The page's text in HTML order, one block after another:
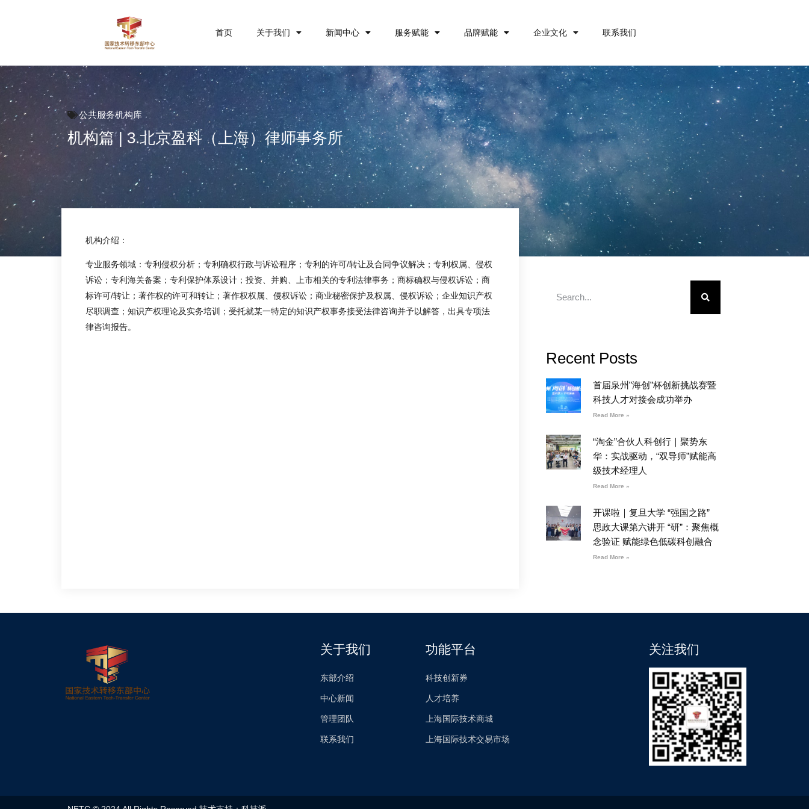
首页 关于我们 新闻中心 服务赋能 品牌赋能 企业文化 联系我们
公共服务机构库
机构篇 | 3.北京盈科（上海）律师事务所
机构介绍：
专业服务领域：专利侵权分析；专利确权行政与诉讼程序；专利的许可/转让及合同争议解决；专利权属、侵权
诉讼；专利海关备案；专利保护体系设计；投资、并购、上市相关的专利法律事务；商标确权与侵权诉讼；商
标许可/转让；著作权的许可和转让；著作权权属、侵权诉讼；商业秘密保护及权属、侵权诉讼；企业知识产权
尽职调查；知识产权理论及实务培训；受托就某一特定的知识产权事务接受法律咨询并予以解答，出具专项法
律咨询报告。
Recent Posts
首届泉州”海创”杯创新挑战赛暨
科技人才对接会成功举办
Read More »
“淘金”合伙人科创行｜聚势东
华：实战驱动，“双导师”赋能高
级技术经理人
Read More »
开课啦｜复旦大学 “强国之路”
思政大课第六讲开 “研”：聚焦概
念验证 赋能绿色低碳科创融合
Read More »
关于我们
东部介绍
中心新闻
管理团队
联系我们
功能平台
科技创新券
人才培养
上海国际技术商城
上海国际技术交易市场
关注我们